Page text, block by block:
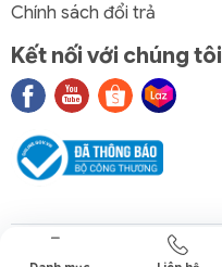
Chính sách đổi trả
Kết nối với chúng tôi